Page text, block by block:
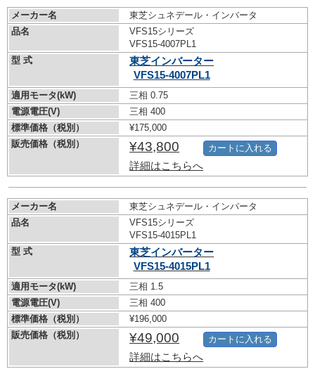
メーカー名
東芝シュネデール・インバータ
品名
VFS15シリーズ
VFS15-4007PL1
型 式
東芝インバーター
VFS15-4007PL1
適用モータ(kW)
三相 0.75
電源電圧(V)
三相 400
標準価格（税別）
¥175,000
販売価格（税別）
¥43,800
詳細はこちらへ
カートに入れる
メーカー名
東芝シュネデール・インバータ
品名
VFS15シリーズ
VFS15-4015PL1
型 式
東芝インバーター
VFS15-4015PL1
適用モータ(kW)
三相 1.5
電源電圧(V)
三相 400
標準価格（税別）
¥196,000
販売価格（税別）
¥49,000
詳細はこちらへ
カートに入れる